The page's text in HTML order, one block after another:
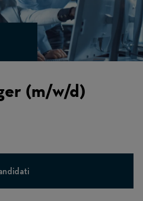
(m/w/d)